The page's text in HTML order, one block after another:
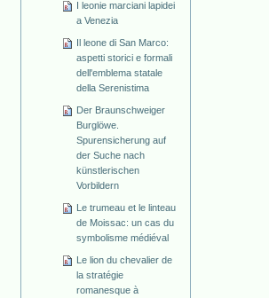
I leonie marciani lapidei
a Venezia
Il leone di San Marco:
aspetti storici e formali
dell'emblema statale
della Serenistima
Der Braunschweiger
Burglöwe.
Spurensicherung auf
der Suche nach
künstlerischen
Vorbildern
Le trumeau et le linteau
de Moissac: un cas du
symbolisme médiéval
Le lion du chevalier de
la stratégie
romanesque à